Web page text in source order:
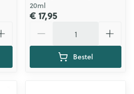
20ml
€ 17,95
Bestel